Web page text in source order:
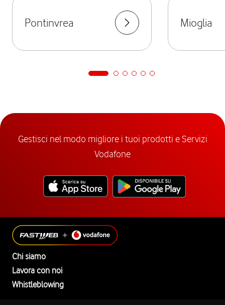
Pontinvrea Mioglia
Gestisci nel modo migliore i tuoi prodotti e Servizi
Vodafone
Chi siamo
Lavora con noi
Whistleblowing